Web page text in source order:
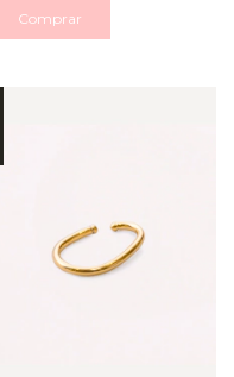
Comprar